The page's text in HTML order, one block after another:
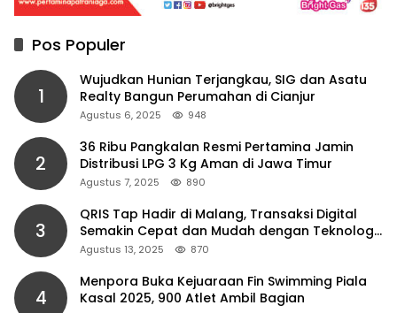
Pos Populer
1
Wujudkan Hunian Terjangkau, SIG dan Asatu
Realty Bangun Perumahan di Cianjur
Agustus 6, 2025 948
2
36 Ribu Pangkalan Resmi Pertamina Jamin
Distribusi LPG 3 Kg Aman di Jawa Timur
Agustus 7, 2025 890
3
QRIS Tap Hadir di Malang, Transaksi Digital
Semakin Cepat dan Mudah dengan Teknologi
NFC
Agustus 13, 2025 870
4
Menpora Buka Kejuaraan Fin Swimming Piala
Kasal 2025, 900 Atlet Ambil Bagian